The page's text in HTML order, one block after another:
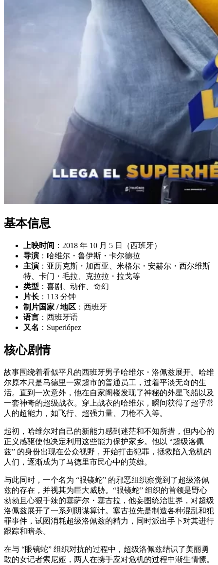
基本信息
上映时间 ：2018 年 10 月 5 日（西班牙）
导演 ：哈维尔・鲁伊斯・卡尔德拉
主演 ：亚历克斯・加西亚、米格尔・安赫尔・西尔维斯
特、卡门・毛拉、克拉拉・拉戈等
类型 ：喜剧、动作、奇幻
片长 ：113 分钟
制片国家 / 地区 ：西班牙
语言 ：西班牙语
又名 ：Superlópez
核心剧情
故事围绕着看似平凡的西班牙男子哈维尔・洛佩兹展开。哈维
尔原本只是马德里一家超市的普通员工，过着平淡无奇的生
活。直到一次意外，他在自家阁楼发现了神秘的外星飞船以及
一套神奇的超级战衣。穿上战衣的哈维尔，瞬间获得了超乎常
人的超能力，如飞行、超强力量、刀枪不入等。
起初，哈维尔对自己的新能力感到迷茫和不知所措，但内心的
正义感驱使他决定利用这些能力保护家乡。他以 “超级洛佩
兹” 的身份出现在公众视野，开始打击犯罪，拯救陷入危机的
人们，逐渐成为了马德里市民心中的英雄。
与此同时，一个名为 “眼镜蛇” 的邪恶组织察觉到了超级洛佩
兹的存在，并视其为巨大威胁。“眼镜蛇” 组织的首领是野心
勃勃且心狠手辣的塞萨尔・塞古拉，他妄图统治世界，对超级
洛佩兹展开了一系列阴谋算计。塞古拉先是制造各种混乱和犯
罪事件，试图消耗超级洛佩兹的精力，同时派出手下对其进行
跟踪和暗杀。
在与 “眼镜蛇” 组织对抗的过程中，超级洛佩兹结识了美丽勇
敢的女记者索尼娅，两人在携手应对危机的过程中渐生情愫。